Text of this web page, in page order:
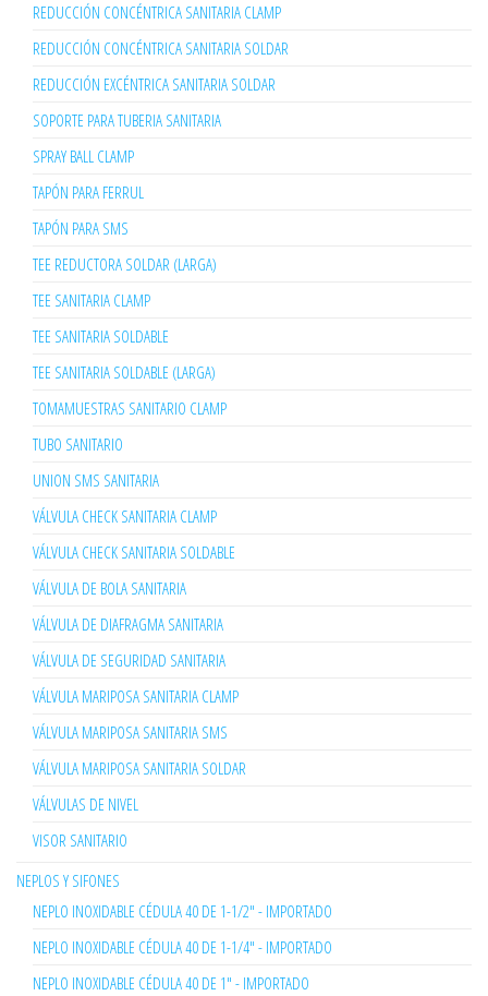
REDUCCIÓN CONCÉNTRICA SANITARIA CLAMP
REDUCCIÓN CONCÉNTRICA SANITARIA SOLDAR
REDUCCIÓN EXCÉNTRICA SANITARIA SOLDAR
SOPORTE PARA TUBERIA SANITARIA
SPRAY BALL CLAMP
TAPÓN PARA FERRUL
TAPÓN PARA SMS
TEE REDUCTORA SOLDAR (LARGA)
TEE SANITARIA CLAMP
TEE SANITARIA SOLDABLE
TEE SANITARIA SOLDABLE (LARGA)
TOMAMUESTRAS SANITARIO CLAMP
TUBO SANITARIO
UNION SMS SANITARIA
VÁLVULA CHECK SANITARIA CLAMP
VÁLVULA CHECK SANITARIA SOLDABLE
VÁLVULA DE BOLA SANITARIA
VÁLVULA DE DIAFRAGMA SANITARIA
VÁLVULA DE SEGURIDAD SANITARIA
VÁLVULA MARIPOSA SANITARIA CLAMP
VÁLVULA MARIPOSA SANITARIA SMS
VÁLVULA MARIPOSA SANITARIA SOLDAR
VÁLVULAS DE NIVEL
VISOR SANITARIO
NEPLOS Y SIFONES
NEPLO INOXIDABLE CÉDULA 40 DE 1-1/2" - IMPORTADO
NEPLO INOXIDABLE CÉDULA 40 DE 1-1/4" - IMPORTADO
NEPLO INOXIDABLE CÉDULA 40 DE 1" - IMPORTADO